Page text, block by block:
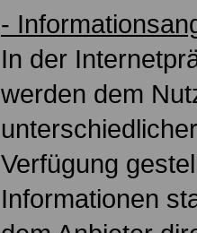
-
In der
werden dem
Verfügung
Informationen